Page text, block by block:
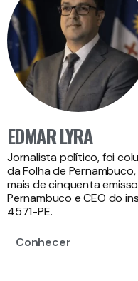
EDMAR LYRA
Jornalista político, foi
da Folha de
mais de cinquenta
Pernambuco e CEO do
4571-PE.
Conhecer